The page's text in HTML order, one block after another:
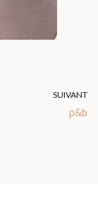
SUIVANT
p&b